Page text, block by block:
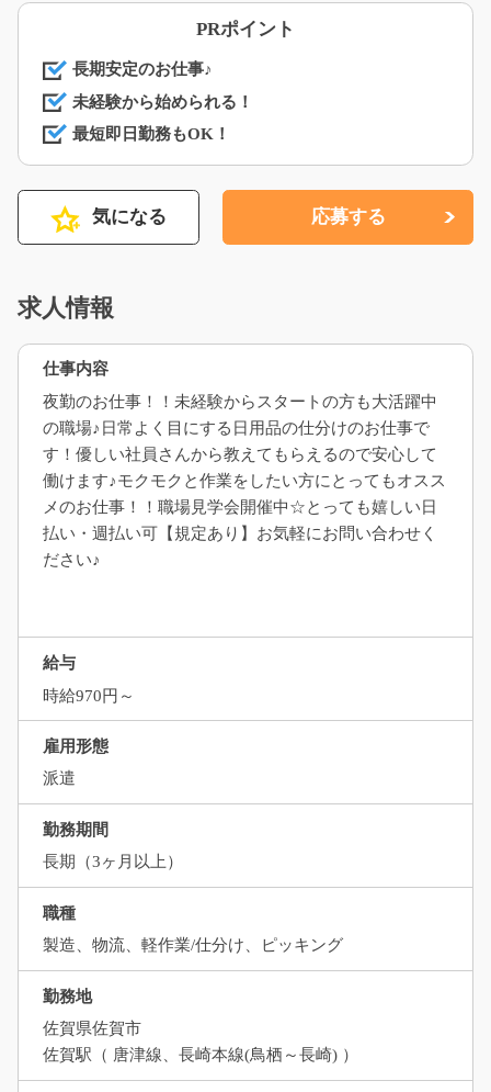
PRポイント
長期安定のお仕事♪
未経験から始められる！
最短即日勤務もOK！
気になる 応募する
求人情報
仕事内容
夜勤のお仕事！！未経験からスタートの方も大活躍中
の職場♪日常よく目にする日用品の仕分けのお仕事で
す！優しい社員さんから教えてもらえるので安心して
働けます♪モクモクと作業をしたい方にとってもオスス
メのお仕事！！職場見学会開催中☆とっても嬉しい日
払い・週払い可【規定あり】お気軽にお問い合わせく
ださい♪
給与
時給970円～
雇用形態
派遣
勤務期間
長期（3ヶ月以上）
職種
製造、物流、軽作業/仕分け、ピッキング
勤務地
佐賀県佐賀市
佐賀駅（ 唐津線、長崎本線(鳥栖～長崎) ）